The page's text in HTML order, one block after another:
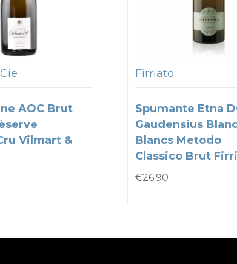
AOC Brut
Vilmart &
Firriato
Spumante Etna
Gaudensius
Blancs Metodo
Classico Brut
€26.90